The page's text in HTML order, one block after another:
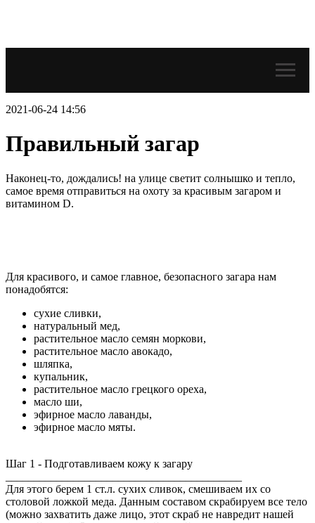
2021-06-24 14:56
Правильный загар
Наконец-то, дождались! на улице светит солнышко и тепло,
самое время отправиться на охоту за красивым загаром и
витамином D.
Для красивого, и самое главное, безопасного загара нам
понадобятся:
сухие сливки,
натуральный мед,
растительное масло семян моркови,
растительное масло авокадо,
шляпка,
купальник,
растительное масло грецкого ореха,
масло ши,
эфирное масло лаванды,
эфирное масло мяты.
Шаг 1 - Подготавливаем кожу к загару
Для этого берем 1 ст.л. сухих сливок, смешиваем их со
столовой ложкой меда. Данным составом скрабируем все тело
(можно захватить даже лицо, этот скраб не навредит нашей